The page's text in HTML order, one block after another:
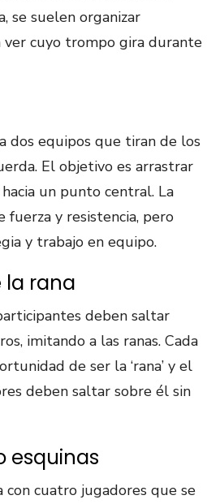
se suelen organizar
ver cuyo trompo gira durante
dos equipos que tiran de los
El objetivo es arrastrar
un punto central. La
fuerza y resistencia, pero
y trabajo en equipo.
rana
deben saltar
imitando a las ranas. Cada
de ser la ‘rana’ y el
deben saltar sobre él sin
con cuatro jugadores que se